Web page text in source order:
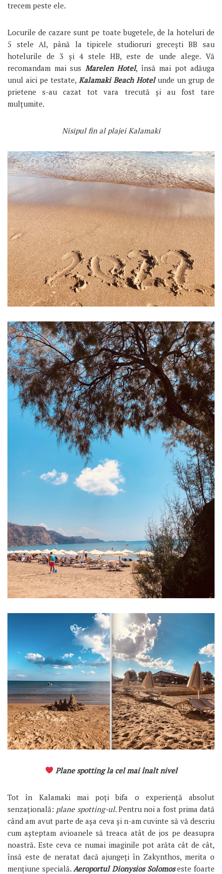
trecem peste ele.
Locurile de cazare sunt pe toate bugetele, de la hoteluri de
5 stele AI, până la tipicele studioruri grecești BB sau
hotelurile de 3 și 4 stele HB, este de unde alege. Vă
recomandam mai sus Marelen Hotel, însă mai pot adăuga
unul aici pe testate, Kalamaki Beach Hotelunde un grup de
prietene s-au cazat tot vara trecută și au fost tare
mulțumite.
Nisipul fin al plajei Kalamaki
Plane spotting la cel mai înalt nivel
Tot în Kalamaki mai poți bifa o experiență absolut
senzațională: plane spotting-ul. Pentru noi a fost prima dată
când am avut parte de așa ceva și n-am cuvinte să vă descriu
cum așteptam avioanele să treaca atât de jos pe deasupra
noastră. Este ceva ce numai imaginile pot arăta cât de cât,
însă este de neratat dacă ajungeți în Zakynthos, merita o
mențiune specială. Aeroportul Dionysios Solomoseste foarte